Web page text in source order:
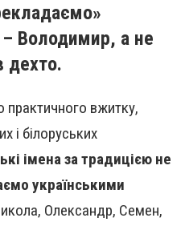
– Володимир, а не
дехто.
практичного вжитку,
і білоруських
імена за традицією не
українськими
Олександр, Семен,